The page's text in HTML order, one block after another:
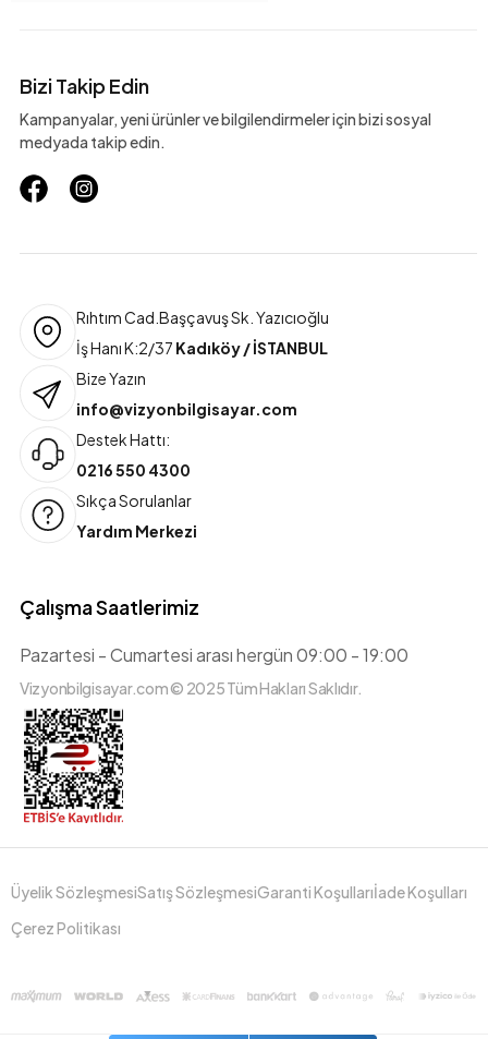
Bizi Takip Edin
Kampanyalar, yeni ürünler ve bilgilendirmeler için bizi sosyal
medyada takip edin.
Rıhtım Cad.Başçavuş Sk. Yazıcıoğlu
İş Hanı K:2/37 Kadıköy / İSTANBUL
Bize Yazın
info@vizyonbilgisayar.com
Destek Hattı:
0216 550 4300
Sıkça Sorulanlar
Yardım Merkezi
Çalışma Saatlerimiz
Pazartesi - Cumartesi arası hergün 09:00 - 19:00
Vizyonbilgisayar.com © 2025 Tüm Hakları Saklıdır.
Üyelik SözleşmesiSatış SözleşmesiGaranti Koşullarıİade Koşulları
Çerez Politikası